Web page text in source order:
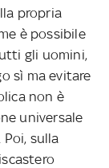
propria
è possibile
gli uomini,
sì ma evitare
non è
universale
sulla